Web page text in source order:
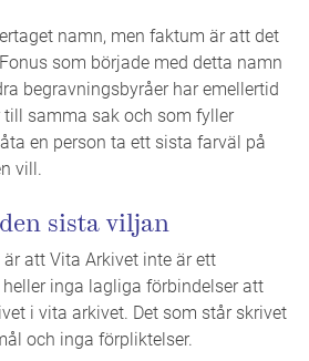
namn, men faktum är att det
som började med detta namn
begravningsbyråer har emellertid
samma sak och som fyller
en person ta ett sista farväl på
vill.
sista viljan
att Vita Arkivet inte är ett
inga lagliga förbindelser att
i vita arkivet. Det som står skrivet
och inga förpliktelser.